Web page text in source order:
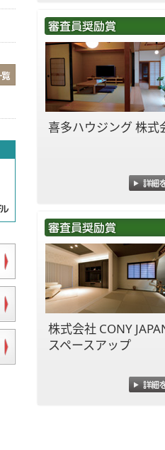
喜多ハウジング 株式
株式会社 CONY
スペースアップ